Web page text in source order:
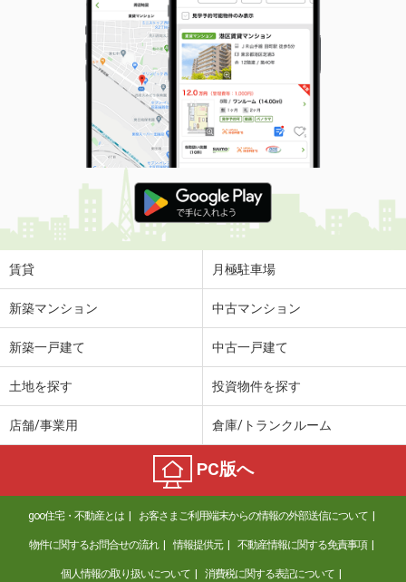
愛媛県松山市東長戸１丁目
価 格
3.50万円
住 所
愛媛県松山市東長戸１丁目
専有面積 22.35m²
間取り
1K
愛媛県松山市宮西２丁目
価 格
5.80万円
住 所
愛媛県松山市宮西２丁目
専有面積
愛媛県松山市小栗７丁目
5.60万円
愛媛県松山市祝谷２丁目
4.20万円
住 所
愛媛県松山市祝谷２丁目
専有面積 32.9m²
間取り
ワンルーム
愛媛県松山市針田町
賃貸 月極駐車場
新築マンション 中古マンション
新築一戸建て 中古一戸建て
土地を探す 投資物件を探す
店舗/事業用 倉庫/トランクルーム
PC版へ
goo住宅・不動産とは お客さまご利用端末からの情報の外部送信について
物件に関するお問合せの流れ 情報提供元 不動産情報に関する免責事項
個人情報の取り扱いについて 消費税に関する表記について